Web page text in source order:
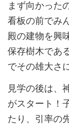
まず向かった
看板の前でみ
殿の建物を興
保存樹木であ
でその雄大さ
見学の後は、
がスタート！
たり、引率の